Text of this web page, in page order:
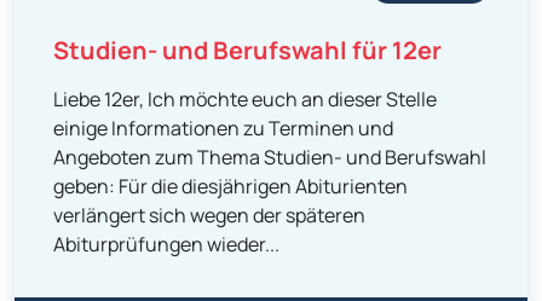
Studien- und Berufswahl für 12er
Liebe 12er, Ich möchte euch an dieser Stelle
einige Informationen zu Terminen und
Angeboten zum Thema Studien- und Berufswahl
geben: Für die diesjährigen Abiturienten
verlängert sich wegen der späteren
Abiturprüfungen wieder...